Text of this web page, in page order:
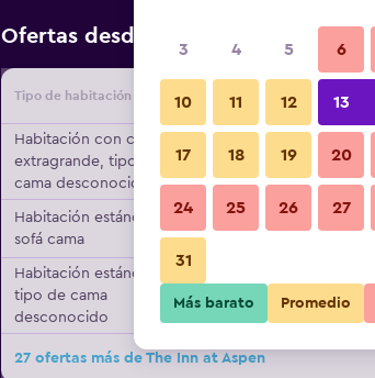
Ofertas desde Oferta más barata
Tipo de habitación Proveedor Total
Habitación con cama
extragrande, tipo de
cama desconocido
$181
Habitación estándar, 1
sofá cama
$186
Habitación estándar,
tipo de cama
desconocido
$191
27 ofertas más de The Inn at Aspen
3 4 5 6
10 11 12 13
17 18 19 20
24 25 26 27
31
Más barato Promedio